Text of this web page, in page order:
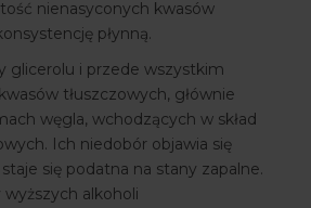
nienasyconych kwasów
płynną.
glicerolu i przede wszystkim
tłuszczowych, głównie
węgla, wchodzących w skład
Ich niedobór objawia się
się podatna na stany zapalne.
alkoholi